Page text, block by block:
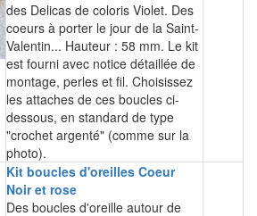
des Delicas de coloris Violet. Des
coeurs à porter le jour de la Saint-
Valentin... Hauteur : 58 mm. Le kit
est fourni avec notice détaillée de
montage, perles et fil. Choisissez
les attaches de ces boucles ci-
dessous, en standard de type
"crochet argenté" (comme sur la
photo).
Kit boucles d'oreilles Coeur
Noir et rose
Des boucles d'oreille autour de